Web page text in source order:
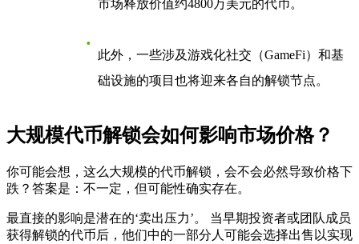
市场释放价值约4800万美元的代币。
此外，一些涉及游戏化社交（GameFi）和基
础设施的项目也将迎来各自的解锁节点。
大规模代币解锁会如何影响市场价格？
你可能会想，这么大规模的代币解锁，会不会必然导致价格下
跌？答案是：不一定，但可能性确实存在。
最直接的影响是潜在的‘卖出压力’。 当早期投资者或团队成员
获得解锁的代币后，他们中的一部分人可能会选择出售以实现